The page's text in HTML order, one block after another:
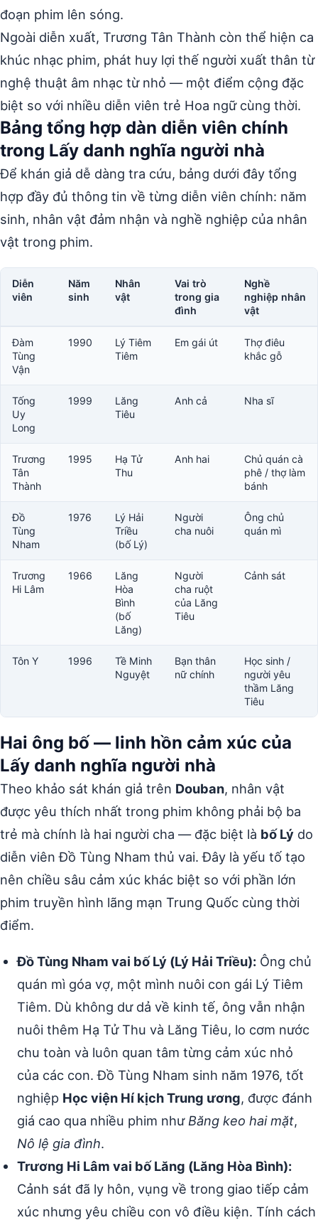
đoạn phim lên sóng.
Ngoài diễn xuất, Trương Tân Thành còn thể hiện ca
khúc nhạc phim, phát huy lợi thế người xuất thân từ
nghệ thuật âm nhạc từ nhỏ — một điểm cộng đặc
biệt so với nhiều diễn viên trẻ Hoa ngữ cùng thời.
Bảng tổng hợp dàn diễn viên chính
trong Lấy danh nghĩa người nhà
Để khán giả dễ dàng tra cứu, bảng dưới đây tổng
hợp đầy đủ thông tin về từng diễn viên chính: năm
sinh, nhân vật đảm nhận và nghề nghiệp của nhân
vật trong phim.
Diễn
viên
Năm
sinh
Nhân
vật
Vai trò
trong gia
đình
Nghề
nghiệp nhân
vật
Đàm
Tùng
Vận
1990
Lý Tiêm
Tiêm
Em gái út
Thợ điêu
khắc gỗ
Tống
Uy
Long
1999
Lăng
Tiêu
Anh cả Nha sĩ
Trương
Tân
Thành
1995
Hạ Tử
Thu
Anh hai
Chủ quán cà
phê / thợ làm
bánh
Đồ
Tùng
Nham
1976
Lý Hải
Triều
(bố Lý)
Người
cha nuôi
Ông chủ
quán mì
Trương
Hi Lâm
1966
Lăng
Hòa
Bình
(bố
Lăng)
Người
cha ruột
của Lăng
Tiêu
Cảnh sát
Tôn Y 1996
Tề Minh
Nguyệt
Bạn thân
nữ chính
Học sinh /
người yêu
thầm Lăng
Tiêu
Hai ông bố — linh hồn cảm xúc của
Lấy danh nghĩa người nhà
Theo khảo sát khán giả trên Douban, nhân vật
được yêu thích nhất trong phim không phải bộ ba
trẻ mà chính là hai người cha — đặc biệt là bố Lý do
diễn viên Đồ Tùng Nham thủ vai. Đây là yếu tố tạo
nên chiều sâu cảm xúc khác biệt so với phần lớn
phim truyền hình lãng mạn Trung Quốc cùng thời
điểm.
Đồ Tùng Nham vai bố Lý (Lý Hải Triều): Ông chủ
quán mì góa vợ, một mình nuôi con gái Lý Tiêm
Tiêm. Dù không dư dả về kinh tế, ông vẫn nhận
nuôi thêm Hạ Tử Thu và Lăng Tiêu, lo cơm nước
chu toàn và luôn quan tâm từng cảm xúc nhỏ
của các con. Đồ Tùng Nham sinh năm 1976, tốt
nghiệp Học viện Hí kịch Trung ương, được đánh
giá cao qua nhiều phim như Băng keo hai mặt,
Nô lệ gia đình.
Trương Hi Lâm vai bố Lăng (Lăng Hòa Bình):
Cảnh sát đã ly hôn, vụng về trong giao tiếp cảm
xúc nhưng yêu chiều con vô điều kiện. Tính cách